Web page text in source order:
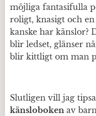
möjliga fantasifulla
roligt, knasigt och
kanske har känslor?
blir ledset, glänser
blir kittligt om man
Slutligen vill jag
känsloboken av